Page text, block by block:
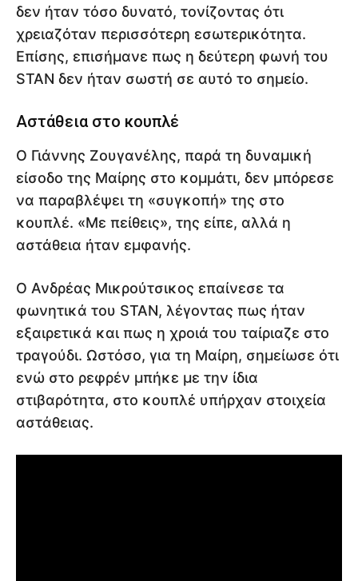
δεν ήταν τόσο δυνατό, τονίζοντας ότι
χρειαζόταν περισσότερη εσωτερικότητα.
Επίσης, επισήμανε πως η δεύτερη φωνή του
STAN δεν ήταν σωστή σε αυτό το σημείο.
Αστάθεια στο κουπλέ
Ο Γιάννης Ζουγανέλης, παρά τη δυναμική
είσοδο της Μαίρης στο κομμάτι, δεν μπόρεσε
να παραβλέψει τη «συγκοπή» της στο
κουπλέ. «Με πείθεις», της είπε, αλλά η
αστάθεια ήταν εμφανής.
Ο Ανδρέας Μικρούτσικος επαίνεσε τα
φωνητικά του STAN, λέγοντας πως ήταν
εξαιρετικά και πως η χροιά του ταίριαζε στο
τραγούδι. Ωστόσο, για τη Μαίρη, σημείωσε ότι
ενώ στο ρεφρέν μπήκε με την ίδια
στιβαρότητα, στο κουπλέ υπήρχαν στοιχεία
αστάθειας.